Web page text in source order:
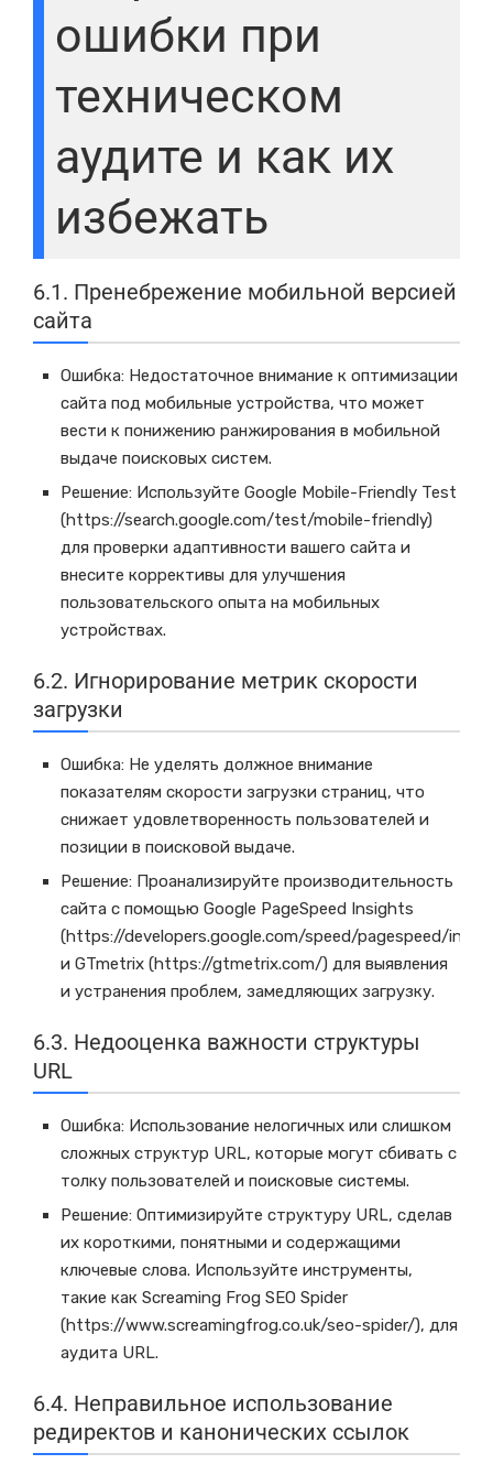
ошибки при
техническом
аудите и как их
избежать
6.1. Пренебрежение мобильной версией
сайта
Ошибка: Недостаточное внимание к оптимизации
сайта под мобильные устройства, что может
вести к понижению ранжирования в мобильной
выдаче поисковых систем.
Решение: Используйте Google Mobile-Friendly Test
(https://search.google.com/test/mobile-friendly)
для проверки адаптивности вашего сайта и
внесите коррективы для улучшения
пользовательского опыта на мобильных
устройствах.
6.2. Игнорирование метрик скорости
загрузки
Ошибка: Не уделять должное внимание
показателям скорости загрузки страниц, что
снижает удовлетворенность пользователей и
позиции в поисковой выдаче.
Решение: Проанализируйте производительность
сайта с помощью Google PageSpeed Insights
(https://developers.google.com/speed/pagespeed/
и GTmetrix (https://gtmetrix.com/) для выявления
и устранения проблем, замедляющих загрузку.
6.3. Недооценка важности структуры
URL
Ошибка: Использование нелогичных или слишком
сложных структур URL, которые могут сбивать с
толку пользователей и поисковые системы.
Решение: Оптимизируйте структуру URL, сделав
их короткими, понятными и содержащими
ключевые слова. Используйте инструменты,
такие как Screaming Frog SEO Spider
(https://www.screamingfrog.co.uk/seo-spider/), для
аудита URL.
6.4. Неправильное использование
редиректов и канонических ссылок